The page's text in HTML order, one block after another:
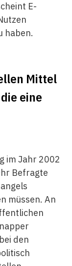
E-
haben.
Mittel
eine
im Jahr 2002
Befragte
müssen. An
den